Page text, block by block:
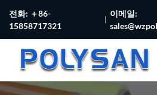
전화: ＋86-
15858717321
이메일: